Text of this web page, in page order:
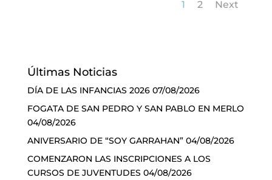
1 2 Next
Últimas Noticias
DÍA DE LAS INFANCIAS 2026 07/08/2026
FOGATA DE SAN PEDRO Y SAN PABLO EN MERLO
04/08/2026
ANIVERSARIO DE “SOY GARRAHAN” 04/08/2026
COMENZARON LAS INSCRIPCIONES A LOS
CURSOS DE JUVENTUDES 04/08/2026